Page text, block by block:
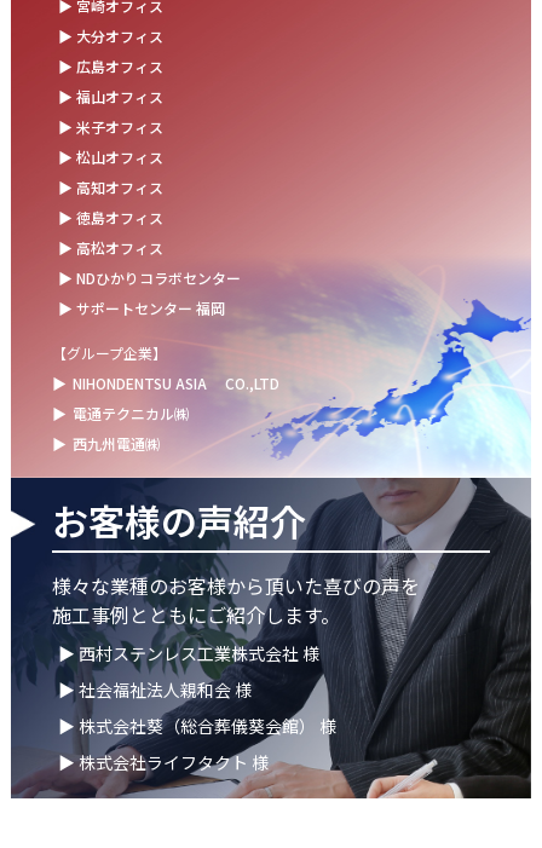
お盆の休業に伴うお知らせ
2025.07.11
事務部会＆懇親会を開催しました！
2025.06.27
＼新卒第9期生 辞令交付式を開催しました／
ウォーターサーバー設置完了！～健康経営の取組み～
▶ 宮崎オフィス
▶ 大分オフィス
▶ 広島オフィス
▶ 福山オフィス
▶ 米子オフィス
▶ 松山オフィス
▶ 高知オフィス
▶ 徳島オフィス
▶ 高松オフィス
▶ NDひかりコラボセンター
▶ サポートセンター 福岡
【グループ企業】
▶ NIHONDENTSU ASIA CO.,LTD
▶ 電通テクニカル㈱
▶ 西九州電通㈱
お客様の声紹介
様々な業種のお客様から頂いた喜びの声を
施工事例とともにご紹介します。
▶ 西村ステンレス工業株式会社 様
▶ 社会福祉法人親和会 様
▶ 株式会社葵（総合葬儀葵会館） 様
▶ 株式会社ライフタクト 様